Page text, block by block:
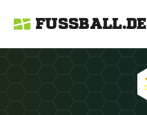
FUSSBALL.DE